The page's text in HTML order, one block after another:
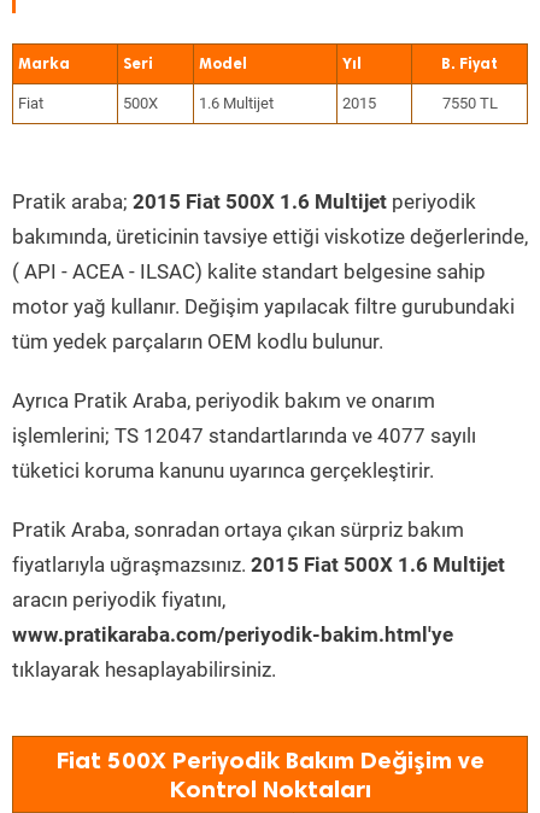
Marka Seri Model Yıl
Fiat 500X 1.6 Multijet 2015 7550 TL
Pratik araba; 2015 Fiat 500X 1.6 Multijet periyodik
bakımında, üreticinin tavsiye ettiği viskotize değerlerinde,
( API - ACEA - ILSAC) kalite standart belgesine sahip
motor yağ kullanır. Değişim yapılacak filtre gurubundaki
tüm yedek parçaların OEM kodlu bulunur.
Ayrıca Pratik Araba, periyodik bakım ve onarım
işlemlerini; TS 12047 standartlarında ve 4077 sayılı
tüketici koruma kanunu uyarınca gerçekleştirir.
Pratik Araba, sonradan ortaya çıkan sürpriz bakım
fiyatlarıyla uğraşmazsınız. 2015 Fiat 500X 1.6 Multijet
aracın periyodik fiyatını,
www.pratikaraba.com/periyodik-bakim.html'ye
tıklayarak hesaplayabilirsiniz.
Fiat 500X Periyodik Bakım Değişim ve
Kontrol Noktaları